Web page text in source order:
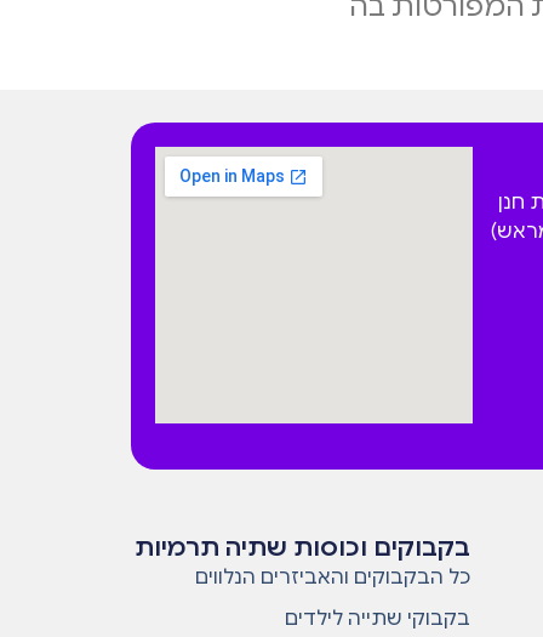
המפורטות בה
4 בית חנן
בקבוקים וכוסות שתיה תרמיות
כל הבקבוקים והאביזרים הנלווים
בקבוקי שתייה לילדים